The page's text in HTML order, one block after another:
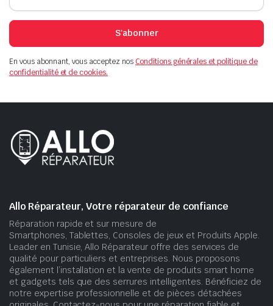
S'abonner
En vous abonnant, vous acceptez nosConditions générales et politique de
confidentialité et de cookies.
Allo Réparateur, Votre réparateur de confiance
Réparation rapide et sur mesure de
Smartphones, Tablettes, Consoles de jeux et Produits Apple.
Leader en Tunisie, Allo Réparateur offre des services de
qualité pour particuliers et entreprises. Nous proposons
également l’installation et la vente de produits smart home
et gadgets tels que des serrures intelligentes. Bénéficiez de
notre expertise professionnelle et de pièces détachées